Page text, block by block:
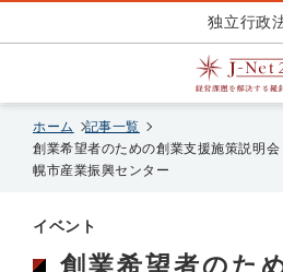
独立行政
ホーム
記事一覧
創業希望者のための創業支援施策説明
幌市産業振興センター
イベント
創業希望者のた